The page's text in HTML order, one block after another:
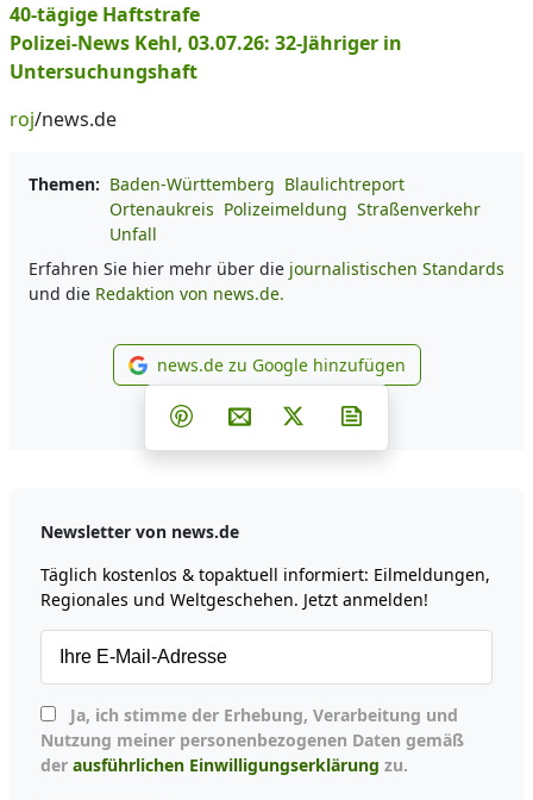
40-tägige Haftstrafe
Polizei-News Kehl, 03.07.26: 32-Jähriger in
Untersuchungshaft
roj/news.de
Themen: Baden-Württemberg Blaulichtreport
Ortenaukreis Polizeimeldung Straßenverkehr
Unfall
Erfahren Sie hier mehr über die journalistischen Standards
und die Redaktion von news.de.
news.de zu Google
news.de zu Google hinzufügen
Teilen auf Facebook
Teilen auf Whatsapp
Teilen auf Telegram
Teilen auf Pinterest
Per E-Mail teilen
Post auf X
Newsletter von news.de
Täglich kostenlos & topaktuell informiert: Eilmeldungen,
Regionales und Weltgeschehen. Jetzt anmelden!
Nutzung meiner personenbezogenen Daten gemäß
der ausführlichen Einwilligungserklärung zu.